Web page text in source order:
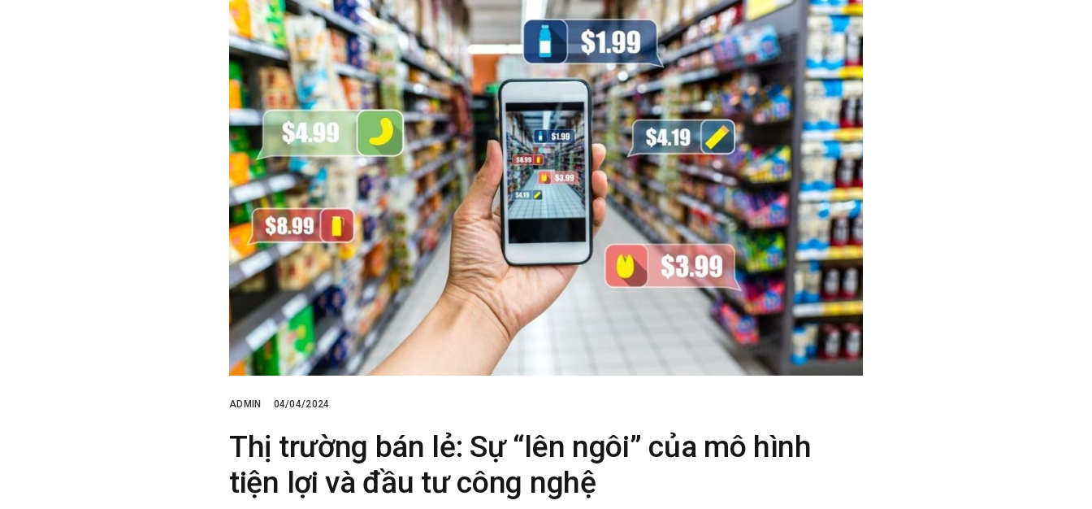
ADMIN 04/04/2024
Thị trường bán lẻ: Sự “lên ngôi” của mô hình
tiện lợi và đầu tư công nghệ